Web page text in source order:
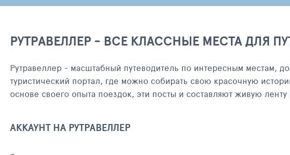
РУТРАВЕЛЛЕР - ВСЕ КЛАССНЫЕ МЕСТА ДЛЯ
Рутравеллер - масштабный путеводитель по интересным местам,
туристический портал, где можно собирать свою красочную
основе своего опыта поездок, эти посты и составляют живую ленту
АККАУНТ НА РУТРАВЕЛЛЕР